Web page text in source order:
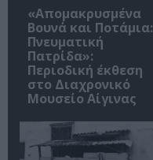
«Απομακρυσμένα
Βουνά και Ποτάμια:
Πνευματική
Πατρίδα»:
Περιοδική έκθεση
στο Διαχρονικό
Μουσείο Αίγινας